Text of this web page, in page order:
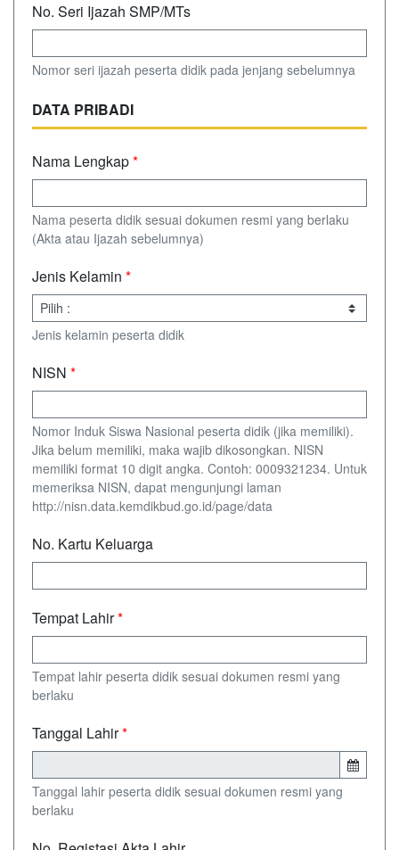
No. Seri Ijazah SMP/MTs
Nomor seri ijazah peserta didik pada jenjang sebelumnya
DATA PRIBADI
Nama Lengkap*
Nama peserta didik sesuai dokumen resmi yang berlaku
(Akta atau Ijazah sebelumnya)
Jenis Kelamin *
Jenis kelamin peserta didik
NISN *
Nomor Induk Siswa Nasional peserta didik (jika memiliki).
Jika belum memiliki, maka wajib dikosongkan. NISN
memiliki format 10 digit angka. Contoh: 0009321234. Untuk
memeriksa NISN, dapat mengunjungi laman
http://nisn.data.kemdikbud.go.id/page/data
No. Kartu Keluarga
Tempat Lahir*
Tempat lahir peserta didik sesuai dokumen resmi yang
berlaku
Tanggal Lahir*
Tanggal lahir peserta didik sesuai dokumen resmi yang
berlaku